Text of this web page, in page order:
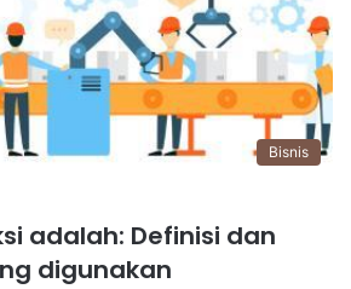
Bisnis
adalah: Definisi dan
digunakan